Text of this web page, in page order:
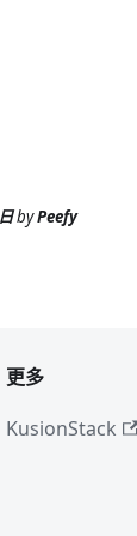
byPeefy
更多
KusionStack